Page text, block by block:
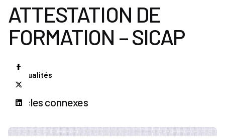
ATTESTATION DE
FORMATION – SICAP
Actualités
Articles connexes